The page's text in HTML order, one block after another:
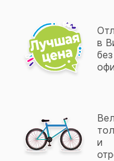
в
и